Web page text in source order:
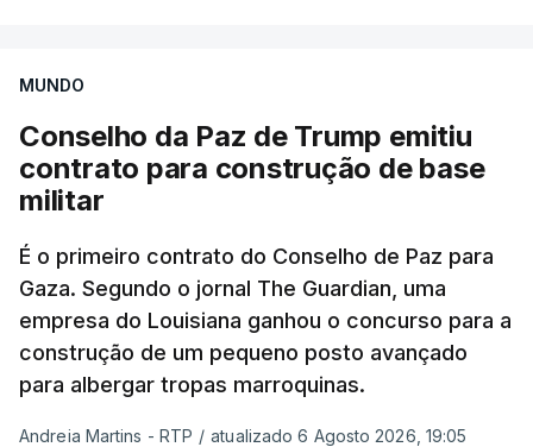
MUNDO
Conselho da Paz de Trump emitiu
contrato para construção de base
militar
É o primeiro contrato do Conselho de Paz para
Gaza. Segundo o jornal The Guardian, uma
empresa do Louisiana ganhou o concurso para a
construção de um pequeno posto avançado
para albergar tropas marroquinas.
Andreia Martins - RTP / atualizado 6 Agosto 2026, 19:05